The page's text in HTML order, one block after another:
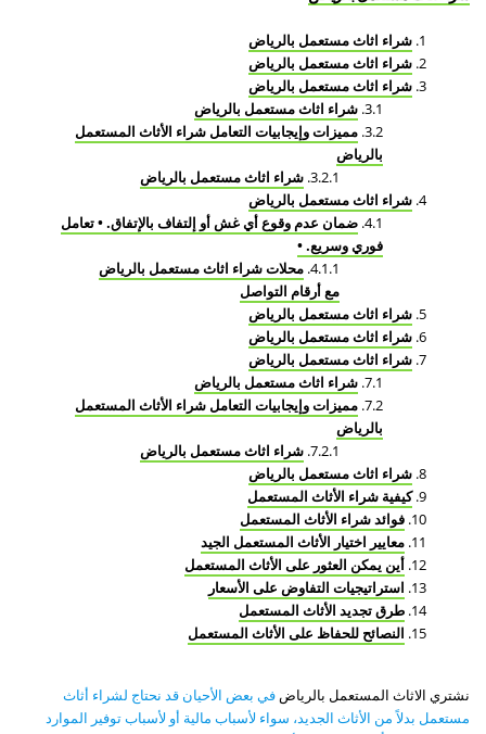
شراء اثاث مستعمل بالرياض
شراء اثاث مستعمل بالرياض
شراء اثاث مستعمل بالرياض
شراء اثاث مستعمل بالرياض
مميزات وإيجابيات التعامل شراء الأثاث المستعمل
بالرياض
شراء اثاث مستعمل بالرياض
شراء اثاث مستعمل بالرياض
ضمان عدم وقوع أي غش أو إلتفاف بالإتفاق. • تعامل
فوري وسريع. •
محلات شراء اثاث مستعمل بالرياض
مع أرقام التواصل
شراء اثاث مستعمل بالرياض
شراء اثاث مستعمل بالرياض
شراء اثاث مستعمل بالرياض
شراء اثاث مستعمل بالرياض
مميزات وإيجابيات التعامل شراء الأثاث المستعمل
بالرياض
شراء اثاث مستعمل بالرياض
شراء اثاث مستعمل بالرياض
كيفية شراء الأثاث المستعمل
فوائد شراء الأثاث المستعمل
معايير اختيار الأثاث المستعمل الجيد
أين يمكن العثور على الأثاث المستعمل
استراتيجيات التفاوض على الأسعار
طرق تجديد الأثاث المستعمل
النصائح للحفاظ على الأثاث المستعمل
نشتري الاثاث المستعمل بالرياض في بعض الأحيان قد نحتاج لشراء أثاث
مستعمل بدلاً من الأثاث الجديد، سواء لأسباب مالية أو لأسباب توفير الموارد